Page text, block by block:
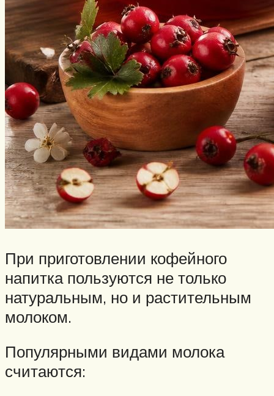
При приготовлении кофейного
напитка пользуются не только
натуральным, но и растительным
молоком.
Популярными видами молока
считаются: